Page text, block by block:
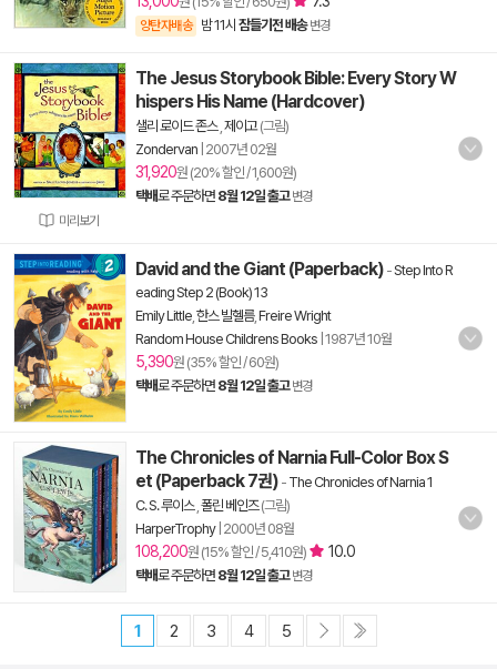
양탄자배송 밤 11시 잠들기전 배송 변경
미리보기
The Jesus Storybook Bible: Every Story W
hispers His Name (Hardcover)
샐리 로이드 존스, 제이고(그림)
Zondervan 2007년 02월
31,920원 (20% 할인 / 1,600원)
택배로 주문하면 8월 12일 출고 변경
David and the Giant (Paperback) -Step Into R
eading Step 2 (Book) 13
Emily Little 한스 빌헬름, Freire Wright
Random House Childrens Books 1987년 10월
5,390원 (35% 할인 / 60원)
택배로 주문하면 8월 12일 출고 변경
The Chronicles of Narnia Full-Color Box S
et (Paperback 7권) - The Chronicles of Narnia 1
C. S. 루이스, 폴린 베인즈(그림)
HarperTrophy| 2000년 08월
108,200원 (15% 할인 / 5,410원) 10.0
택배로 주문하면 8월 12일 출고 변경
1 2 3 4 5